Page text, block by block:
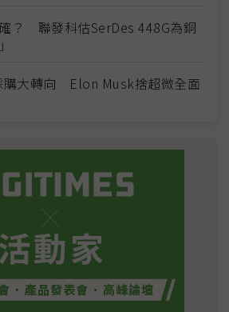
？ 聯發科估SerDes 448G為銅
購大轉向 Elon Musk捨超微全面